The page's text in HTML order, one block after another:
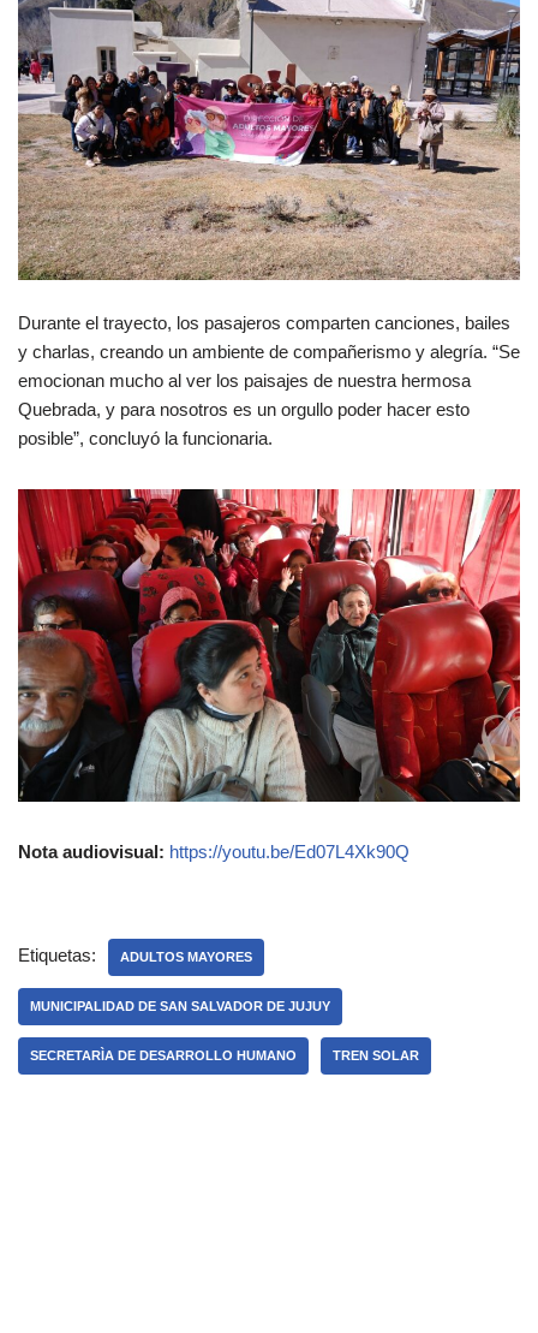
Durante el trayecto, los pasajeros comparten canciones, bailes
y charlas, creando un ambiente de compañerismo y alegría. “Se
emocionan mucho al ver los paisajes de nuestra hermosa
Quebrada, y para nosotros es un orgullo poder hacer esto
posible”, concluyó la funcionaria.
Nota audiovisual: https://youtu.be/Ed07L4Xk90Q
Etiquetas: ADULTOS MAYORES
MUNICIPALIDAD DE SAN SALVADOR DE JUJUY
SECRETARÌA DE DESARROLLO HUMANO TREN SOLAR